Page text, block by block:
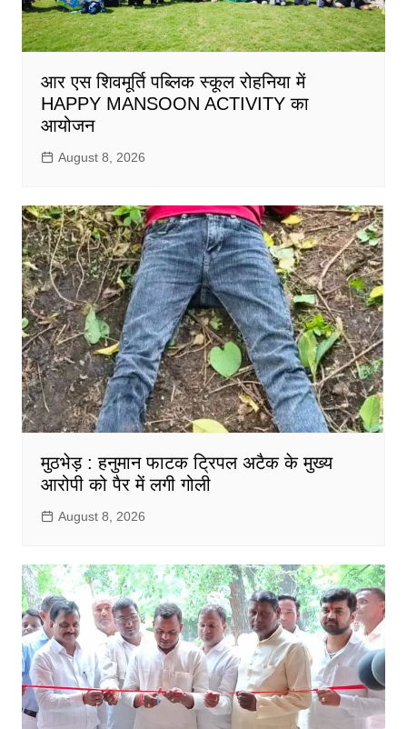
आर एस शिवमूर्ति पब्लिक स्कूल रोहनिया में
HAPPY MANSOON ACTIVITY का
आयोजन
August 8, 2026
मुठभेड़ : हनुमान फाटक ट्रिपल अटैक के मुख्य
आरोपी को पैर में लगी गोली
August 8, 2026